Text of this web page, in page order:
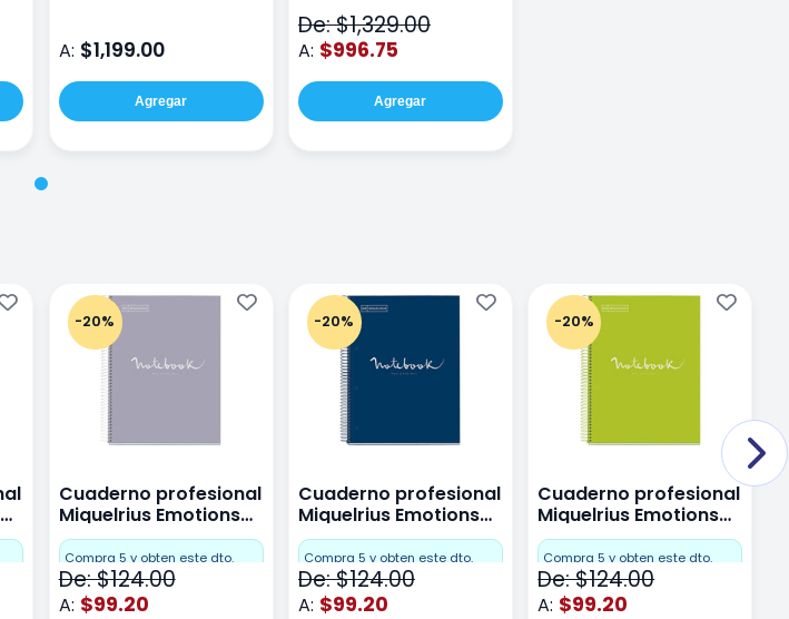
A: $1,199.00
Agregar
De: $1,329.00
A: $996.75
Agregar
-20%
Cuaderno profesional
Miquelrius Emotions
raya 80 hojas Gris
Compra 5 y obten este dto.
De: $124.00
A: $99.20
-20%
Cuaderno profesional
Miquelrius Emotions
Dots 80 hojas
Compra 5 y obten este dto.
De: $124.00
A: $99.20
-20%
Cuaderno profesional
Miquelrius Emotions
Dots 80 hojas Lima
Compra 5 y obten este dto.
De: $124.00
A: $99.20